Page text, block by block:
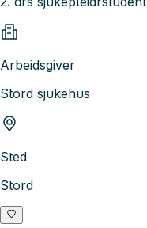
Arbeidsgiver
Stord sjukehus
Sted
Stord